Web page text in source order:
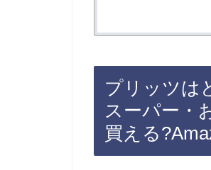
プリッツは
スーパー・
買える